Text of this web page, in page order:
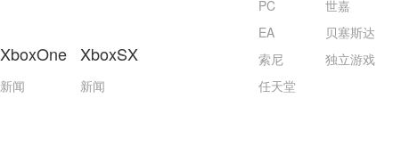
XboxOne
新闻
XboxSX
新闻
PC
EA
索尼
任天堂
世嘉
贝塞斯达
独立游戏